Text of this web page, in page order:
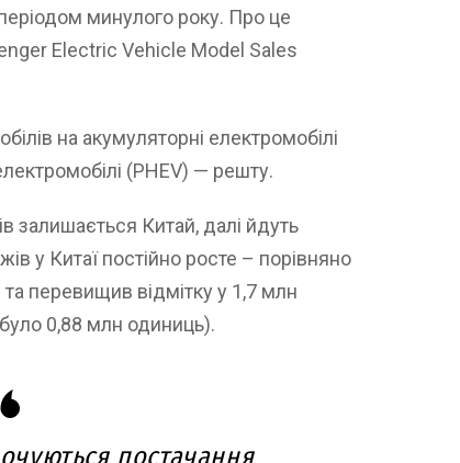
минулого року. Про це
Electric Vehicle Model Sales
на акумуляторні електромобілі
(PHEV) — решту.
залишається Китай, далі йдуть
у Китаї постійно росте – порівняно
перевищив відмітку у 1,7 млн
0,88 млн одиниць).
постачання